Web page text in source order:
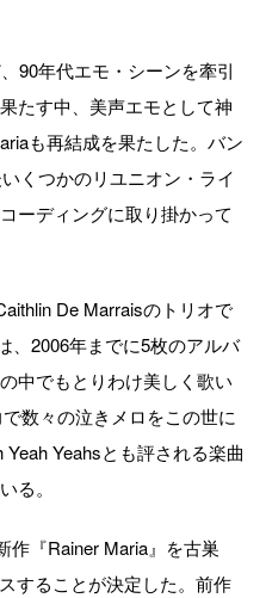
90年代エモ・シーンを牽引
たす中、美声エモとして神
も再結成を果たした。バン
くつかのリユニオン・ライ
ーディングに取り掛かって
De Marraisのトリオで
、2006年までに5枚のアルバ
中でもとりわけ美しく歌い
数々の泣きメロをこの世に
Yeahsとも評される楽曲
る。
作『Rainer Maria』を古巣
することが決定した。前作